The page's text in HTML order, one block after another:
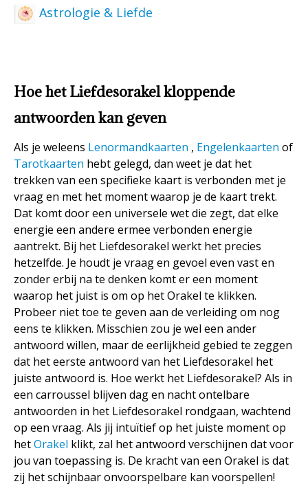
Astrologie & Liefde
Hoe het Liefdesorakel kloppende
antwoorden kan geven
Als je weleens Lenormandkaarten , Engelenkaarten of
Tarotkaarten hebt gelegd, dan weet je dat het
trekken van een specifieke kaart is verbonden met je
vraag en met het moment waarop je de kaart trekt.
Dat komt door een universele wet die zegt, dat elke
energie een andere ermee verbonden energie
aantrekt. Bij het Liefdesorakel werkt het precies
hetzelfde. Je houdt je vraag en gevoel even vast en
zonder erbij na te denken komt er een moment
waarop het juist is om op het Orakel te klikken.
Probeer niet toe te geven aan de verleiding om nog
eens te klikken. Misschien zou je wel een ander
antwoord willen, maar de eerlijkheid gebied te zeggen
dat het eerste antwoord van het Liefdesorakel het
juiste antwoord is. Hoe werkt het Liefdesorakel? Als in
een carroussel blijven dag en nacht ontelbare
antwoorden in het Liefdesorakel rondgaan, wachtend
op een vraag. Als jij intuïtief op het juiste moment op
hetOrakel klikt, zal het antwoord verschijnen dat voor
jou van toepassing is. De kracht van een Orakel is dat
zij het schijnbaar onvoorspelbare kan voorspellen!